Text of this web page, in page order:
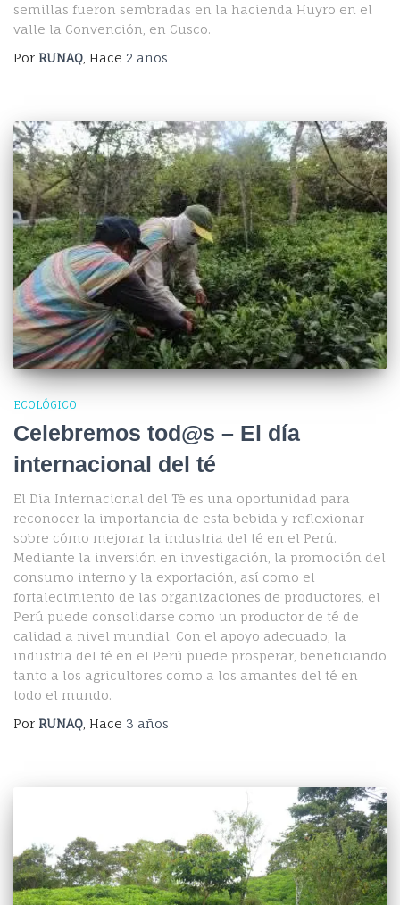
semillas fueron sembradas en la hacienda Huyro en el
valle la Convención, en Cusco.
Por RUNAQ , Hace 2 años
ECOLÓGICO
Celebremos tod@s – El día
internacional del té
El Día Internacional del Té es una oportunidad para
reconocer la importancia de esta bebida y reflexionar
sobre cómo mejorar la industria del té en el Perú.
Mediante la inversión en investigación, la promoción del
consumo interno y la exportación, así como el
fortalecimiento de las organizaciones de productores, el
Perú puede consolidarse como un productor de té de
calidad a nivel mundial. Con el apoyo adecuado, la
industria del té en el Perú puede prosperar, beneficiando
tanto a los agricultores como a los amantes del té en
todo el mundo.
Por RUNAQ , Hace 3 años